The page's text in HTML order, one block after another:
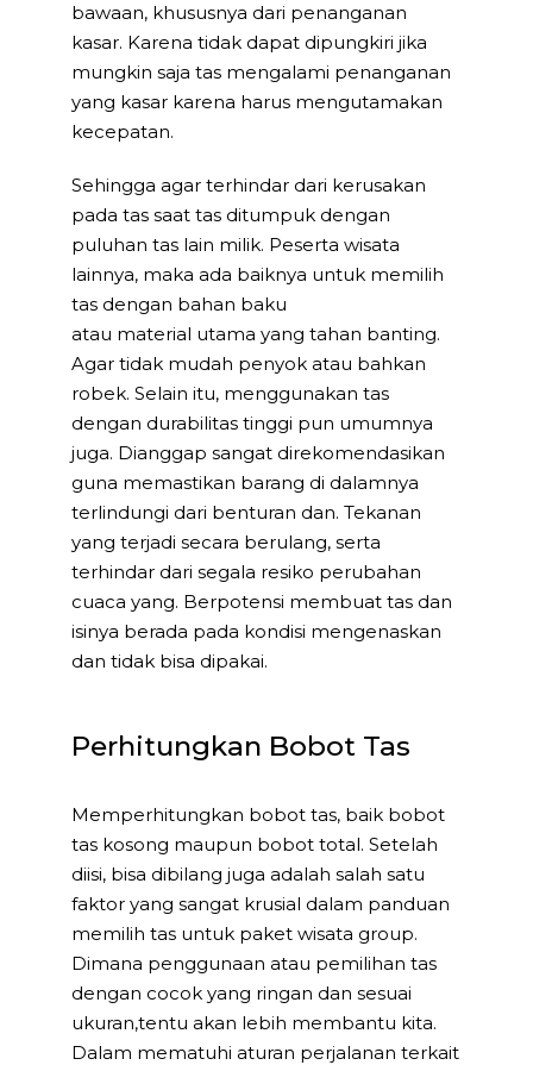
bawaan, khususnya dari penanganan
kasar. Karena tidak dapat dipungkiri jika
mungkin saja tas mengalami penanganan
yang kasar karena harus mengutamakan
kecepatan.
Sehingga agar terhindar dari kerusakan
pada tas saat tas ditumpuk dengan
puluhan tas lain milik. Peserta wisata
lainnya, maka ada baiknya untuk memilih
tas dengan bahan baku
atau material utama yang tahan banting.
Agar tidak mudah penyok atau bahkan
robek. Selain itu, menggunakan tas
dengan durabilitas tinggi pun umumnya
juga. Dianggap sangat direkomendasikan
guna memastikan barang di dalamnya
terlindungi dari benturan dan. Tekanan
yang terjadi secara berulang, serta
terhindar dari segala resiko perubahan
cuaca yang. Berpotensi membuat tas dan
isinya berada pada kondisi mengenaskan
dan tidak bisa dipakai.
Perhitungkan Bobot Tas
Memperhitungkan bobot tas, baik bobot
tas kosong maupun bobot total. Setelah
diisi, bisa dibilang juga adalah salah satu
faktor yang sangat krusial dalam panduan
memilih tas untuk paket wisata group.
Dimana penggunaan atau pemilihan tas
dengan cocok yang ringan dan sesuai
ukuran,tentu akan lebih membantu kita.
Dalam mematuhi aturan perjalanan terkait